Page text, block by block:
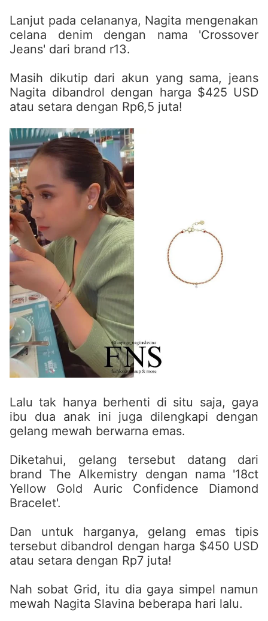
Lanjut pada celananya, Nagita mengenakan
celana denim dengan nama 'Crossover
Jeans' dari brand r13.
Masih dikutip dari akun yang sama, jeans
Nagita dibandrol dengan harga $425 USD
atau setara dengan Rp6,5 juta!
Lalu tak hanya berhenti di situ saja, gaya
ibu dua anak ini juga dilengkapi dengan
gelang mewah berwarna emas.
Diketahui, gelang tersebut datang dari
brand The Alkemistry dengan nama '18ct
Yellow Gold Auric Confidence Diamond
Bracelet'.
Dan untuk harganya, gelang emas tipis
tersebut dibandrol dengan harga $450 USD
atau setara dengan Rp7 juta!
Nah sobat Grid, itu dia gaya simpel namun
mewah Nagita Slavina beberapa hari lalu.